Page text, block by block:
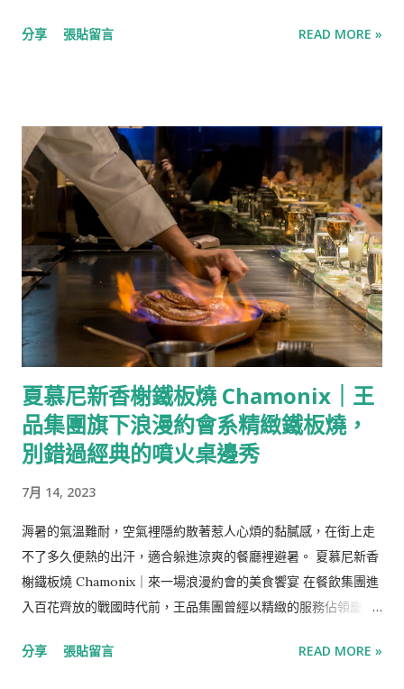
是它迷人的標誌。 馬賽海鮮濃湯 蘭花蚌/白蝦/海鮮濃湯 改良自
潮，韓國美食隨著韓星與韓劇的文化輸出同樣遍地開花，韓式烤
沉穩低調，小小的店面有一個開放式廚房與10個高腳椅的吧台座
位，由兩位1993年出生的韓籍主廚打理，將韓國傳統料理結合創
意與Fine dining的精緻擺盤，每季打造出一個Set的韓國特色菜
品，在以日本料理與鐵板燒為主的Omakase中作出別具一格的特
色。 選擇1993韓式無菜單料理作為尾牙一部分的原因是因為店
名，同樣出生在1993年的我們在韓國跟兩位主廚是不用講敬語的
「親辜」關係，因此「1993」這個店名在一瞬間吸引我的注意，
不假思索便轉發給M確認作為尾牙的餐廳。 【Info】 1993韓式無
菜單料理 地址：台北市大安區敦化南路1段160巷9號之4 營業時
間：周二-周日17:30-21:45(共兩個餐期17：30、19:45) 電話：
0958-803-087 線上訂位： Inline 推薦：喜歡韓式風味又追求創
新的人可以一試，若是很怕辣的話就可能需要再評估 濟州島沙拉
濟州島民的傳統開胃前菜，將加入薏仁的包飯醬、小黃瓜與胡蘿
是拌以韓式傳統醬料的生拌牛肉，類似的生肉料理為蒙古軍遠征
則以鮑魚內臟燉煮並搭上整顆鮑魚與魚子醬，海味濃郁的香氣被
分享 張貼留言 READ MORE »
夏慕尼新香榭鐵板燒 Chamonix｜王
品集團旗下浪漫約會系精緻鐵板燒，
別錯過經典的噴火桌邊秀
7月 14, 2023
溽暑的氣溫難耐，空氣裡隱約散著惹人心煩的黏膩感，在街上走
不了多久便熱的出汗，適合躲進涼爽的餐廳裡避暑。 夏慕尼新香
榭鐵板燒 Chamonix｜來一場浪漫約會的美食饗宴 在餐飲集團進
入百花齊放的戰國時代前，王品集團曾經以精緻的服務佔領慶
而今的王品品牌目不及暇，各國料理、各式料理，從平價到高價
分享 張貼留言 READ MORE »